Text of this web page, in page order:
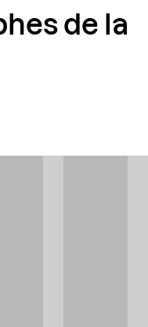
de la